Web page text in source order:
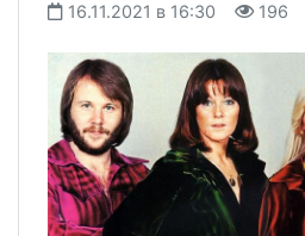
16.11.2021 в 16:30 196